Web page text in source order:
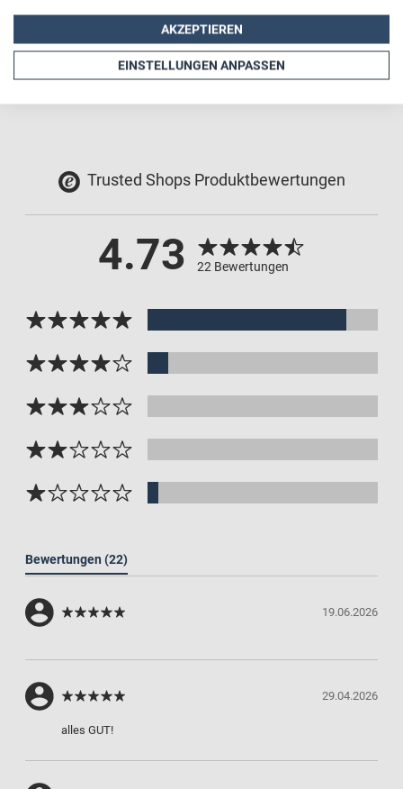
Verschiedene Symbole zur Auswahl
Trusted Shops Produktbewertungen
4.73 22 Bewertungen
Bewertungen (22)
19.06.2026
29.04.2026
alles GUT!
AKZEPTIEREN
EINSTELLUNGEN ANPASSEN